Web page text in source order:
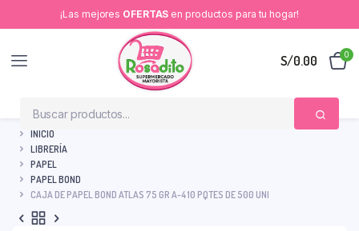
¡Las mejores OFERTAS en productos para tu hogar!
S/0.00 0
INICIO
LIBRERÍA
PAPEL
PAPEL BOND
CAJA DE PAPEL BOND ATLAS 75 GR A-4 10 PQTES DE 500 UNI